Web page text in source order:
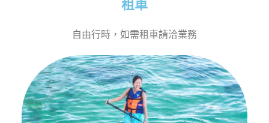
租車
自由行時，如需租車請洽業務